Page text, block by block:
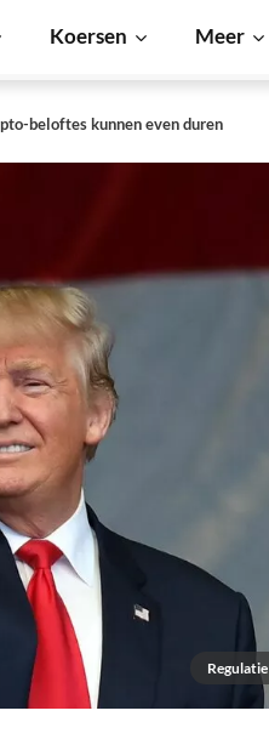
Koersen Meer
beloftes kunnen even duren
Regulatie